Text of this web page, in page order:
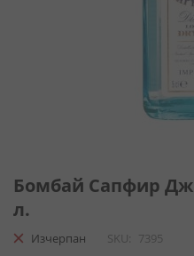
към
на
галерия
Бомбай Сапфир
л.
Изчерпан SKU
7395